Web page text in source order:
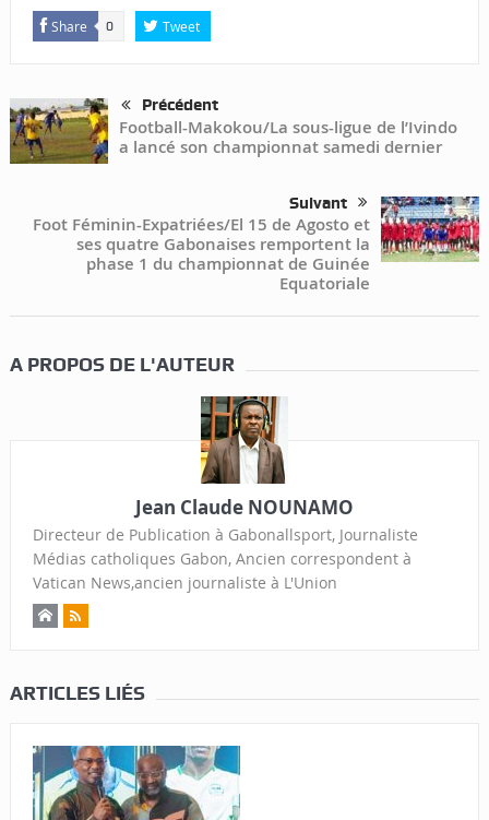
Share 0 Tweet
Précédent
Football-Makokou/La sous-ligue de l’Ivindo
a lancé son championnat samedi dernier
Suivant
Foot Féminin-Expatriées/El 15 de Agosto et
ses quatre Gabonaises remportent la
phase 1 du championnat de Guinée
Equatoriale
A PROPOS DE L'AUTEUR
Jean Claude NOUNAMO
Directeur de Publication à Gabonallsport, Journaliste
Médias catholiques Gabon, Ancien correspondent à
Vatican News,ancien journaliste à L'Union
ARTICLES LIÉS